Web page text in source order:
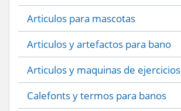
Articulos para mascotas
Articulos y artefactos para bano
Articulos y maquinas de ejercicios
Calefonts y termos para banos